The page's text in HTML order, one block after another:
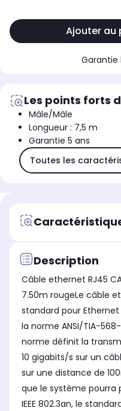
Ajouter au
Garantie
Les points forts
Mâle/Mâle
Longueur : 7,5 m
Garantie 5 ans
Toutes les
Description
Câble ethernet RJ45
7.50m rougeLe câble
standard pour
la norme ANSI/TIA-
norme définit la
10 gigabits/s sur un
sur une distance de
que le système pourra
IEEE 802.3an, le